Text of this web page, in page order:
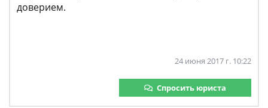
доверием.
24 июня 2017 г. 10:22
Спросить юриста